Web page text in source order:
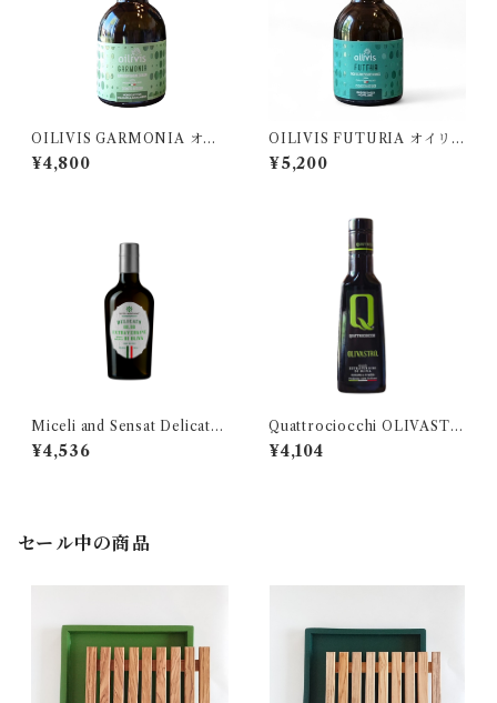
OILIVIS GARMONIA オイ
リヴィス ガルモニア 250ml
¥4,800
OILIVIS FUTURIA オイリヴ
ィス フトゥーリア 250ml
¥5,200
Miceli and Sensat Delicato
Bio 500 ミチェリ&センサッ
ト デリカート
¥4,536
Quattrociocchi OLIVASTR
O クアトロチョッキ・オリヴ
ァストロ 250ml
¥4,104
セール中の商品